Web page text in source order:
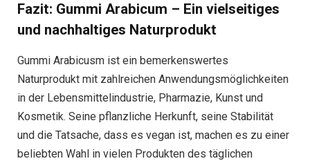
Fazit: Gummi Arabicum – Ein vielseitiges
und nachhaltiges Naturprodukt
Gummi Arabicusm ist ein bemerkenswertes
Naturprodukt mit zahlreichen Anwendungsmöglichkeiten
in der Lebensmittelindustrie, Pharmazie, Kunst und
Kosmetik. Seine pflanzliche Herkunft, seine Stabilität
und die Tatsache, dass es vegan ist, machen es zu einer
beliebten Wahl in vielen Produkten des täglichen